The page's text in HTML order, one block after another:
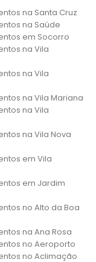
na Santa Cruz
na Saúde
em Socorro
na Vila
na Vila
na Vila Mariana
na Vila
na Vila Nova
em Vila
em Jardim
no Alto da Boa
na Ana Rosa
no Aeroporto
no Aclimação